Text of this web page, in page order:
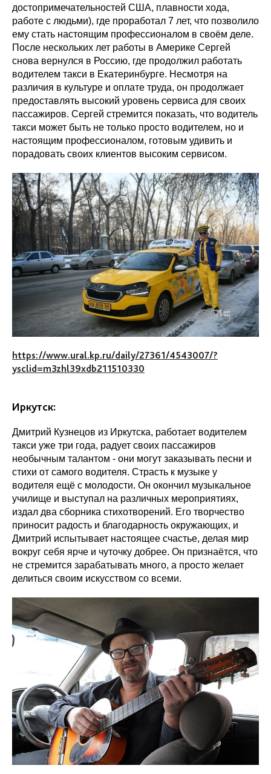
достопримечательностей США, плавности хода,
работе с людьми), где проработал 7 лет, что позволило
ему стать настоящим профессионалом в своём деле.
После нескольких лет работы в Америке Сергей
снова вернулся в Россию, где продолжил работать
водителем такси в Екатеринбурге. Несмотря на
различия в культуре и оплате труда, он продолжает
предоставлять высокий уровень сервиса для своих
пассажиров. Сергей стремится показать, что водитель
такси может быть не только просто водителем, но и
настоящим профессионалом, готовым удивить и
порадовать своих клиентов высоким сервисом.
https://www.ural.kp.ru/daily/27361/4543007/?
ysclid=m3zhl39xdb211510330
Иркутск:
Дмитрий Кузнецов из Иркутска, работает водителем
такси уже три года, радует своих пассажиров
необычным талантом - они могут заказывать песни и
стихи от самого водителя. Страсть к музыке у
водителя ещё с молодости. Он окончил музыкальное
училище и выступал на различных мероприятиях,
издал два сборника стихотворений. Его творчество
приносит радость и благодарность окружающих, и
Дмитрий испытывает настоящее счастье, делая мир
вокруг себя ярче и чуточку добрее. Он признаётся, что
не стремится зарабатывать много, а просто желает
делиться своим искусством со всеми.